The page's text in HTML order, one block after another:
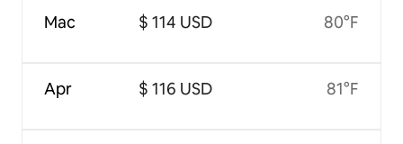
Mac
Apr
$ 114 USD
$ 116 USD
80°F
81°F